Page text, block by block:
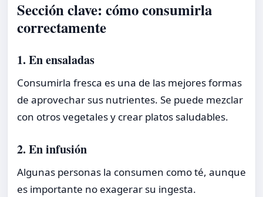
Sección clave: cómo consumirla
correctamente
1. En ensaladas
Consumirla fresca es una de las mejores formas
de aprovechar sus nutrientes. Se puede mezclar
con otros vegetales y crear platos saludables.
2. En infusión
Algunas personas la consumen como té, aunque
es importante no exagerar su ingesta.